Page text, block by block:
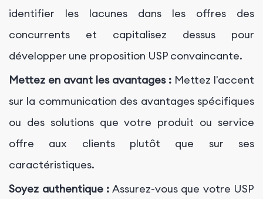
identifier les lacunes dans les offres des
concurrents et capitalisez dessus pour
développer une proposition USP convaincante.
Mettez en avant les avantages : Mettez l'accent
sur la communication des avantages spécifiques
ou des solutions que votre produit ou service
offre aux clients plutôt que sur ses
caractéristiques.
Soyez authentique : Assurez-vous que votre USP